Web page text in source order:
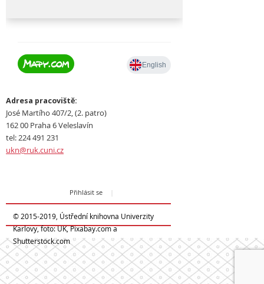
Adresa pracoviště:
José Martího 407/2, (2. patro)
162 00 Praha 6 Veleslavín
tel: 224 491 231
ukn@ruk.cuni.cz
Přihlásit se
© 2015-2019, Ústřední knihovna Univerzity
Karlovy, foto: UK, Pixabay.com a
Shutterstock.com